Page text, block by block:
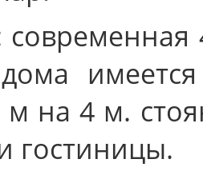
современная
дома
м на 4 м.
гостиницы.